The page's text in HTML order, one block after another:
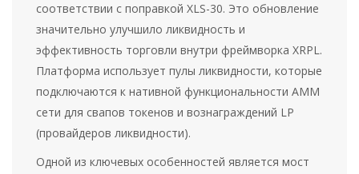
соответствии с поправкойXLS-30. Это обновление
значительно улучшило ликвидность и
эффективность торговли внутри фреймворка XRPL.
Платформа использует пулы ликвидности, которые
подключаются к нативной функциональности AMM
сети для свапов токенов и вознаграждений LP
(провайдеров ликвидности).
Одной из ключевых особенностей является мост